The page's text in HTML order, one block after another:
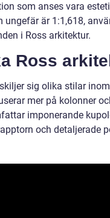
som anses vara
är 1:1,618,
i Ross arkitektur.
Ross
sig olika stilar
mer på kolonner
imponerande
och detaljerade